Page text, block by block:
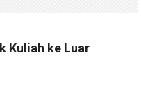
Kuliah ke Luar